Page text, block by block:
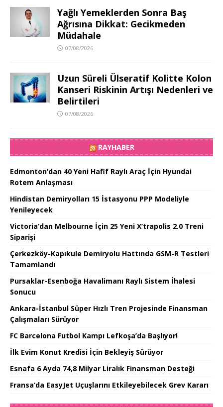
Yağlı Yemeklerden Sonra Baş
Ağrısına Dikkat: Gecikmeden
Müdahale
07/08/2026
Uzun Süreli Ülseratif Kolitte Kolon
Kanseri Riskinin Artışı Nedenleri ve
Belirtileri
07/08/2026
RAYHABER
Edmonton’dan 40 Yeni Hafif Raylı Araç İçin Hyundai
Rotem Anlaşması
Hindistan Demiryolları 15 İstasyonu PPP Modeliyle
Yenileyecek
Victoria’dan Melbourne İçin 25 Yeni X’trapolis 2.0 Treni
Siparişi
Çerkezköy-Kapıkule Demiryolu Hattında GSM-R Testleri
Tamamlandı
Pursaklar-Esenboğa Havalimanı Raylı Sistem İhalesi
Sonucu
Ankara-İstanbul Süper Hızlı Tren Projesinde Finansman
Çalışmaları Sürüyor
FC Barcelona Futbol Kampı Lefkoşa’da Başlıyor!
İlk Evim Konut Kredisi İçin Bekleyiş Sürüyor
Esnafa 6 Ayda 74,8 Milyar Liralık Finansman Desteği
Fransa’da EasyJet Uçuşlarını Etkileyebilecek Grev Kararı